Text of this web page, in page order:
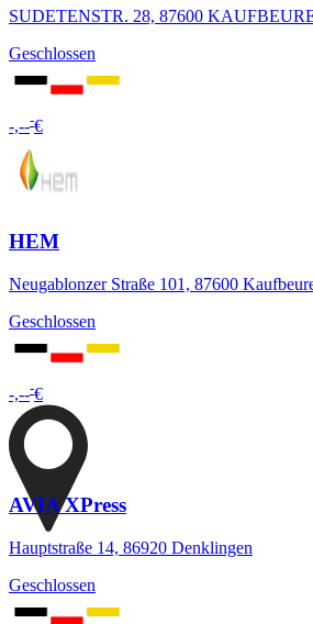
SUDETENSTR. 28, 87600
Geschlossen
-,---€
HEM
Neugablonzer Straße 101, 87600
Geschlossen
-,---€
AVIA XPress
Hauptstraße 14, 86920 Denklingen
Geschlossen